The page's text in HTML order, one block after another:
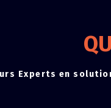
Experts en